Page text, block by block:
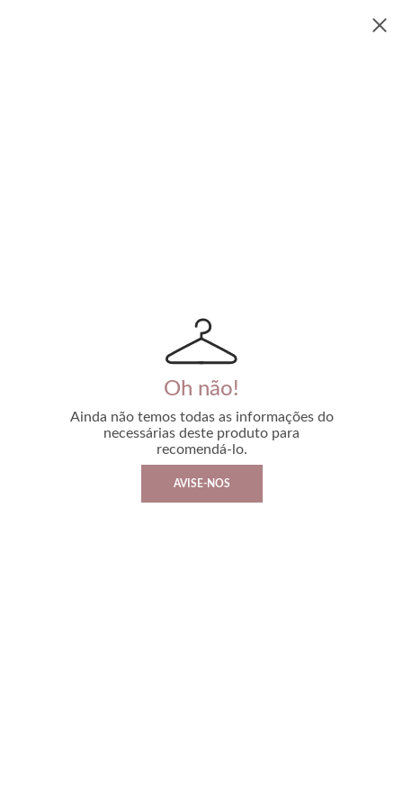
Oh não!
Ainda não temos todas as informações do
necessárias deste produto para
recomendá-lo.
AVISE-NOS